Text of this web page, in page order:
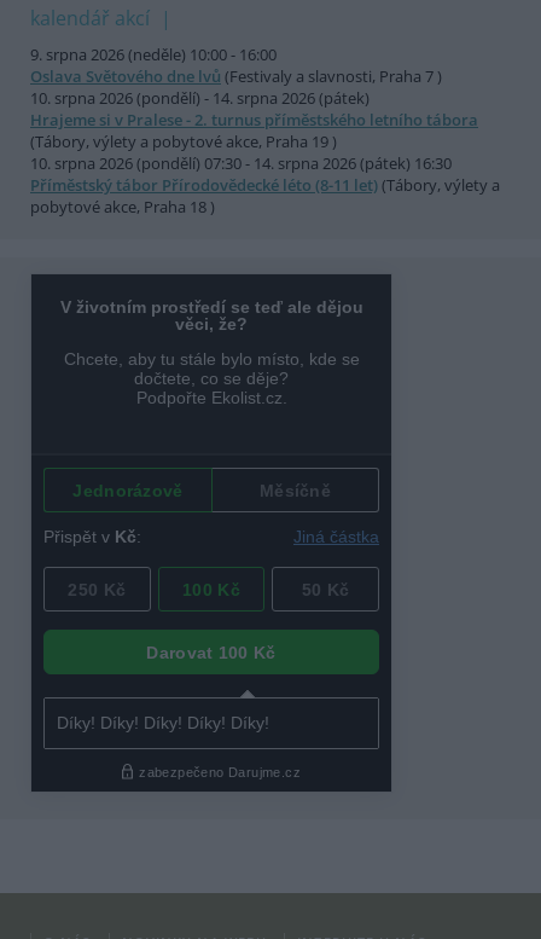
kalendář akcí
9. srpna 2026 (neděle) 10:00 - 16:00
Oslava Světového dne lvů (Festivaly a slavnosti, Praha 7 )
10. srpna 2026 (pondělí) - 14. srpna 2026 (pátek)
Hrajeme si v Pralese - 2. turnus příměstského letního tábora
(Tábory, výlety a pobytové akce, Praha 19 )
10. srpna 2026 (pondělí) 07:30 - 14. srpna 2026 (pátek) 16:30
Příměstský tábor Přírodovědecké léto (8-11 let)(Tábory, výlety a
pobytové akce, Praha 18 )